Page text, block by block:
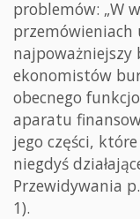
problemów: „W
przemówieniach
najpoważniejszy
ekonomistów
obecnego
aparatu
jego części,
niegdyś
Przewidywania
1).